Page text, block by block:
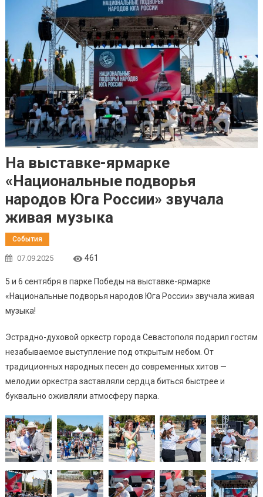
На выставке-ярмарке
«Национальные подворья
народов Юга России» звучала
живая музыка
События
07.09.2025 461
5 и 6 сентября в парке Победы на выставке-ярмарке
«Национальные подворья народов Юга России» звучала живая
музыка!
Эстрадно-духовой оркестр города Севастополя подарил гостям
незабываемое выступление под открытым небом. От
традиционных народных песен до современных хитов —
мелодии оркестра заставляли сердца биться быстрее и
буквально оживляли атмосферу парка.